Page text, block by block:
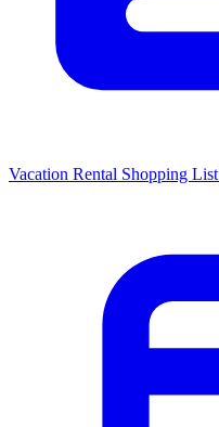
Vacation Rental Shopping List